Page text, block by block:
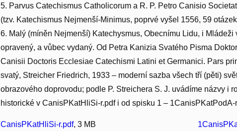
5. Parvus Catechismus Catholicorum a R. P. Petro Canisio
(tzv. Katechismus Nejmenší-Minimus, poprvé vyšel 1556, 59
6. Malý (míněn Nejmenší) Katechysmus, Obecnímu Lidu, i
opravený, a vůbec vydaný. Od Petra Kanizia Svatého Pisma
Canisii Doctoris Ecclesiae Catechismi Latini et Germanici. Pars
svatý, Streicher Friedrich, 1933 – moderní sazba všech tří (pěti)
obrazového doprovodu; podle P. Streichera S. J. uvádíme názvy i
historické v CanisPKatHliSi-r.pdf i od spisku 1 – 1CanisPKatPodA-
CanisPKatHliSi-r.pdf, 3 MB